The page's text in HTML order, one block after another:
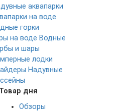
аквапарки
на воде
горки
на воде Водные
и шары
лодки
Надувные
дня
Обзоры